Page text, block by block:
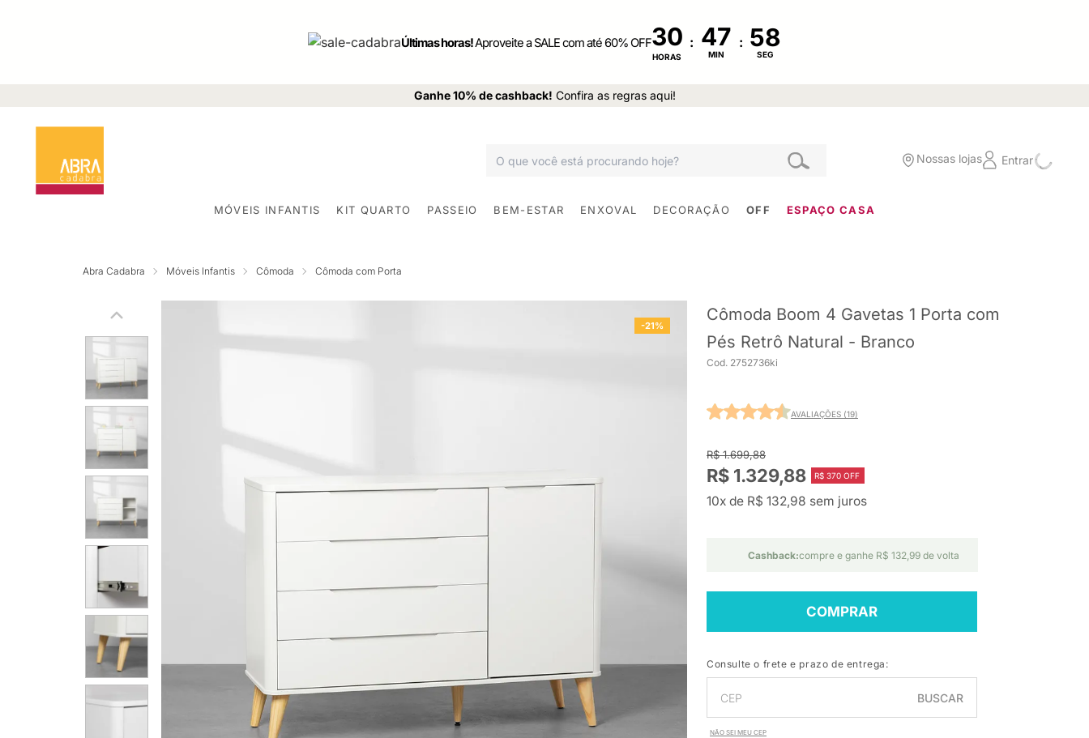
Últimas horas!Aproveite a SALE com até 60% OFF30
HORAS
:
MIN
:
SEG
Ganhe 10% de cashback! Confira as regras aqui!
Nossas lojas Entrar
MÓVEIS INFANTIS KIT QUARTO PASSEIO BEM-ESTAR ENXOVAL DECORAÇÃO OFF ESPAÇO CASA
Abra Cadabra Móveis Infantis Cômoda Cômoda com Porta
-21%
Cômoda Boom 4 Gavetas 1 Porta com
Pés Retrô Natural - Branco
Cod. 2752736ki
AVALIAÇÕES (19)
R$ 1.699,88
R$ 1.329,88 R$ 370 OFF
10x de R$ 132,98 sem juros
Cashback:compre e ganhe R$ 132,99 de volta
COMPRAR
Consulte o frete e prazo de entrega:
BUSCAR
NÃO SEI MEU CEP